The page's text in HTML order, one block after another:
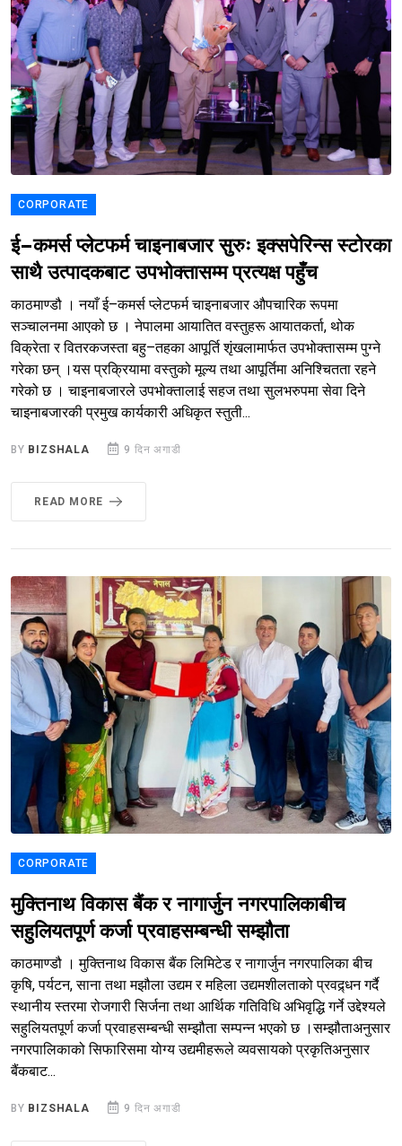
CORPORATE
ई–कमर्स प्लेटफर्म चाइनाबजार सुरुः इक्सपेरिन्स स्टोरका
साथै उत्पादकबाट उपभोक्तासम्म प्रत्यक्ष पहुँच
काठमाण्डौ । नयाँ ई–कमर्स प्लेटफर्म चाइनाबजार औपचारिक रूपमा
सञ्चालनमा आएको छ । नेपालमा आयातित वस्तुहरू आयातकर्ता, थोक
विक्रेता र वितरकजस्ता बहु–तहका आपूर्ति शृंखलामार्फत उपभोक्तासम्म पुग्ने
गरेका छन् ।यस प्रक्रियामा वस्तुको मूल्य तथा आपूर्तिमा अनिश्चितता रहने
गरेको छ । चाइनाबजारले उपभोक्तालाई सहज तथा सुलभरुपमा सेवा दिने
चाइनाबजारकी प्रमुख कार्यकारी अधिकृत स्तुती...
BY BIZSHALA 9 दिन अगाडी
READ MORE
CORPORATE
मुक्तिनाथ विकास बैंक र नागार्जुन नगरपालिकाबीच
सहुलियतपूर्ण कर्जा प्रवाहसम्बन्धी सम्झौता
काठमाण्डौ । मुक्तिनाथ विकास बैंक लिमिटेड र नागार्जुन नगरपालिका बीच
कृषि, पर्यटन, साना तथा मझौला उद्यम र महिला उद्यमशीलताको प्रवद्र्धन गर्दै
स्थानीय स्तरमा रोजगारी सिर्जना तथा आर्थिक गतिविधि अभिवृद्धि गर्ने उद्देश्यले
सहुलियतपूर्ण कर्जा प्रवाहसम्बन्धी सम्झौता सम्पन्न भएको छ ।सम्झौताअनुसार
नगरपालिकाको सिफारिसमा योग्य उद्यमीहरूले व्यवसायको प्रकृतिअनुसार
बैंकबाट...
BY BIZSHALA 9 दिन अगाडी